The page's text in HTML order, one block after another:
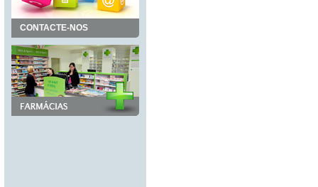
CONTACTE-NOS